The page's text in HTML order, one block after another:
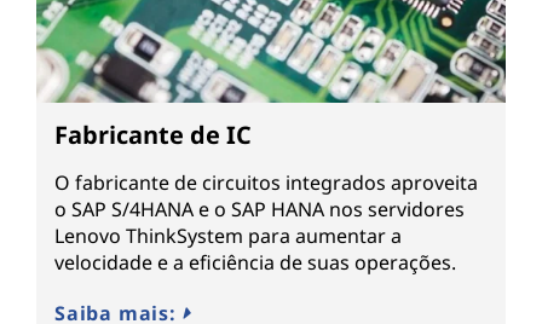
Fabricante de IC
O fabricante de circuitos integrados aproveita
o SAP S/4HANA e o SAP HANA nos servidores
Lenovo ThinkSystem para aumentar a
velocidade e a eficiência de suas operações.
Saiba mais: